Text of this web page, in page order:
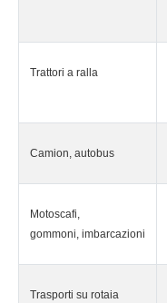
Trattori a ralla
Camion, autobus
Motoscafi,
gommoni, imbarcazioni
Trasporti su rotaia